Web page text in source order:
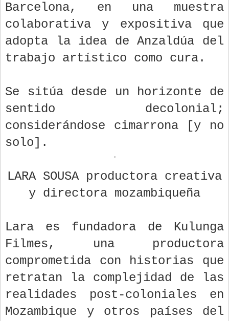
Barcelona, en una muestra
colaborativa y expositiva que
adopta la idea de Anzaldúa del
trabajo artístico como cura.
Se sitúa desde un horizonte de
sentido decolonial;
considerándose cimarrona [y no
solo].
LARA SOUSA productora creativa
y directora mozambiqueña
Lara es fundadora de Kulunga
Filmes, una productora
comprometida con historias que
retratan la complejidad de las
realidades post-coloniales en
Mozambique y otros países del